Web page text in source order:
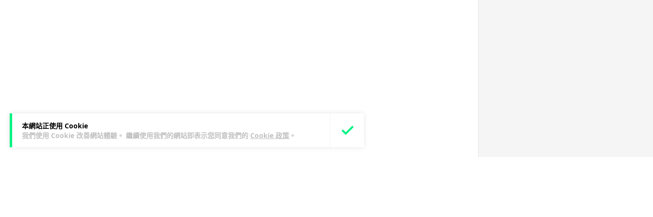
本網站正使用 Cookie
我們使用 Cookie 改善網站體驗。 繼續使用我們的網站即表示您同意我們的 Cookie 政策 。